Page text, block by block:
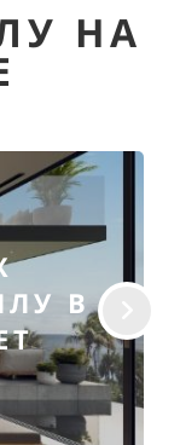
НА
В